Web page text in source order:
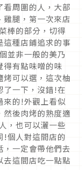
周圍的人，大部
腿，第一次來店
棒的部分，切得
這種店鋪追求的事
並非一般的美乃
得有點味噌的味
可以選，這次柚
了一下，沒錯!在
來的!外觀上看似
然後肉烤的熟度適
，也可以灑一些
!個人對這間店的
一定會帶他們去
去這間店吃一點點